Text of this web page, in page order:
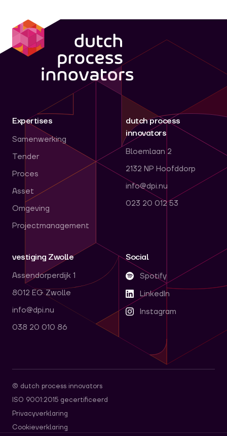
Expertises
Samenwerking
Tender
Proces
Asset
Omgeving
Projectmanagement
dutch process
innovators
Bloemlaan 2
2132 NP Hoofddorp
info@dpi.nu
023 20 012 53
vestiging Zwolle
Assendorperdijk 1
8012 EG Zwolle
info@dpi.nu
038 20 010 86
Social
Spotify
LinkedIn
Instagram
© dutch process innovators
ISO 9001:2015 gecertificeerd
Privacyverklaring
Cookieverklaring